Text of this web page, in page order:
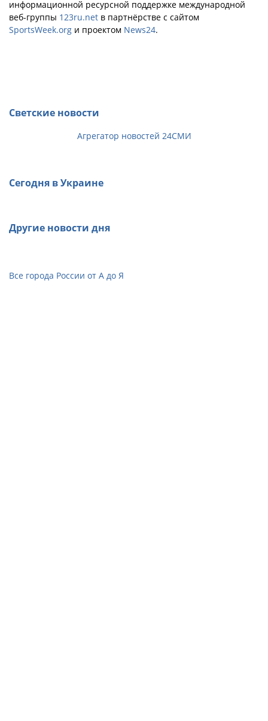
информационной ресурсной поддержке международной
веб-группы 123ru.net в партнёрстве с сайтом
SportsWeek.org и проектом News24.
Светские новости
Агрегатор новостей 24СМИ
Сегодня в Украине
Другие новости дня
Все города России от А до Я